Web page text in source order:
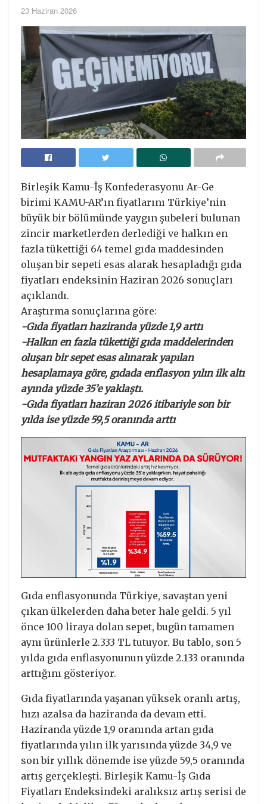
23 Haziran 2026
Birleşik Kamu-İş Konfederasyonu Ar-Ge
birimi KAMU-AR’ın fiyatlarını Türkiye’nin
büyük bir bölümünde yaygın şubeleri bulunan
zincir marketlerden derlediği ve halkın en
fazla tükettiği 64 temel gıda maddesinden
oluşan bir sepeti esas alarak hesapladığı gıda
fiyatları endeksinin Haziran 2026 sonuçları
açıklandı.
Araştırma sonuçlarına göre:
-Gıda fiyatları haziranda yüzde 1,9 arttı
-Halkın en fazla tükettiği gıda maddelerinden
oluşan bir sepet esas alınarak yapılan
hesaplamaya göre, gıdada enflasyon yılın ilk altı
ayında yüzde 35’e yaklaştı.
-Gıda fiyatları haziran 2026 itibariyle son bir
yılda ise yüzde 59,5 oranında arttı
Gıda enflasyonunda Türkiye, savaştan yeni
çıkan ülkelerden daha beter hale geldi. 5 yıl
önce 100 liraya dolan sepet, bugün tamamen
aynı ürünlerle 2.333 TL tutuyor. Bu tablo, son 5
yılda gıda enflasyonunun yüzde 2.133 oranında
arttığını gösteriyor.
Gıda fiyatlarında yaşanan yüksek oranlı artış,
hızı azalsa da haziranda da devam etti.
Haziranda yüzde 1,9 oranında artan gıda
fiyatlarında yılın ilk yarısında yüzde 34,9 ve
son bir yıllık dönemde ise yüzde 59,5 oranında
artış gerçekleşti. Birleşik Kamu-İş Gıda
Fiyatları Endeksindeki aralıksız artış serisi de